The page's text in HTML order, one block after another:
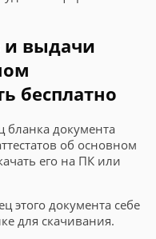
и выдачи
бесплатно
бланка документа
об основном
его на ПК или
этого документа себе
для скачивания.